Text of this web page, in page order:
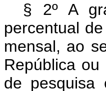
§ 2º A
percentual
mensal, ao
República
de pesquisa